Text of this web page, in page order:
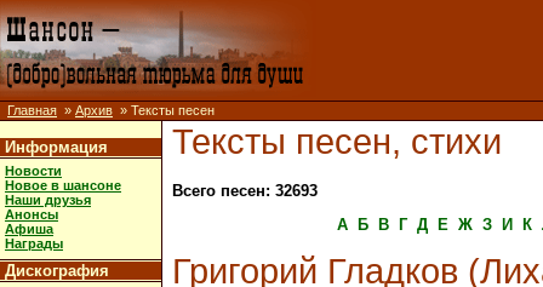
Главная » Архив » Тексты песен
Информация
Новости
Новое в шансоне
Наши друзья
Анонсы
Афиша
Награды
Дискография
Тексты песен, стихи
Всего песен: 32693
А
Б В Г Д Е Ж З И К
Григорий Гладков